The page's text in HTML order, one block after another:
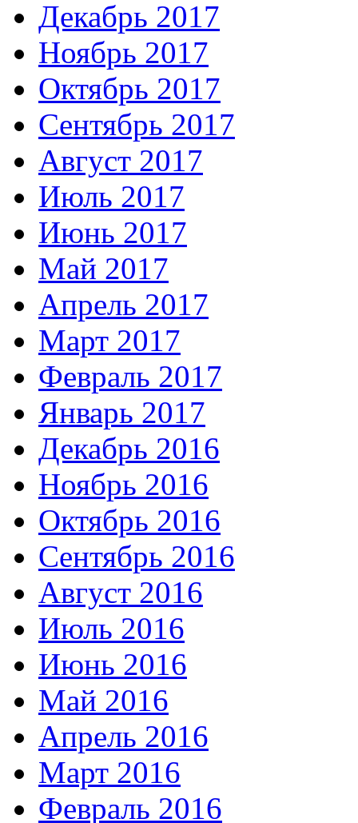
Декабрь 2017
Ноябрь 2017
Октябрь 2017
Сентябрь 2017
Август 2017
Июль 2017
Июнь 2017
Май 2017
Апрель 2017
Март 2017
Февраль 2017
Январь 2017
Декабрь 2016
Ноябрь 2016
Октябрь 2016
Сентябрь 2016
Август 2016
Июль 2016
Июнь 2016
Май 2016
Апрель 2016
Март 2016
Февраль 2016